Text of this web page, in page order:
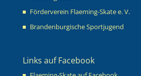
Förderverein Flaeming-Skate e. V.
Brandenburgische Sportjugend
Links auf Facebook